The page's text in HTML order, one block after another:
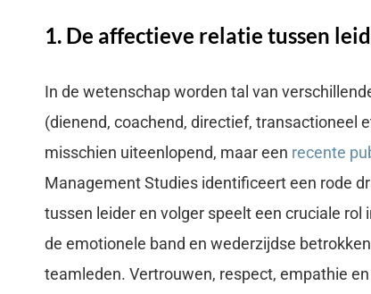
1. De affectieve relatie tussen
In de wetenschap worden tal van
(dienend, coachend, directief, transactioneel
misschien uiteenlopend, maar een recente
Management Studies identificeert een rode
tussen leider en volger speelt een cruciale rol
de emotionele band en wederzijdse
teamleden. Vertrouwen, respect, empathie